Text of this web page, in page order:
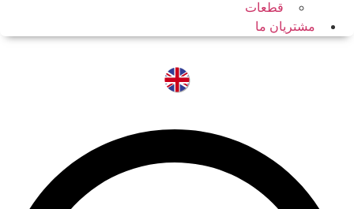
قطعات
مشتریان ما